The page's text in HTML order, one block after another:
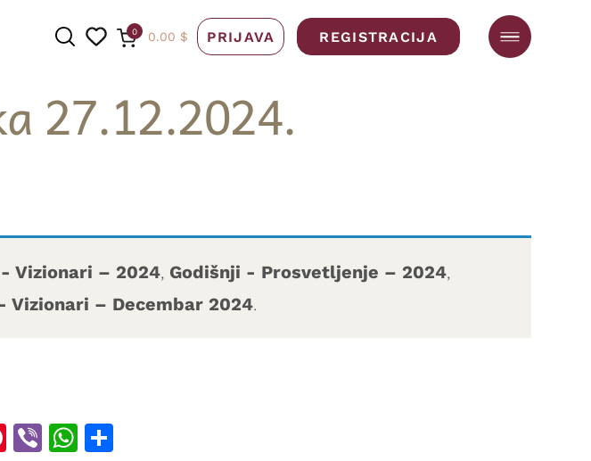
0 0.00 $ PRIJAVA REGISTRACIJA
27.12.2024.
Vizionari – 2024, Godišnji - Prosvetljenje – 2024,
Vizionari – Decembar 2024.
Pinterest
ViberWhatsApp